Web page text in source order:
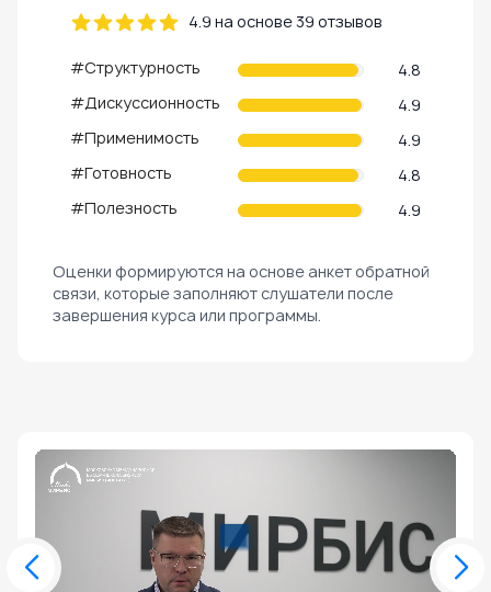
4.9 на основе 39 отзывов
#Структурность
4.8
#Дискуссионность
4.9
#Применимость
4.9
#Готовность
4.8
#Полезность
4.9
Оценки формируются на основе анкет обратной
связи, которые заполняют слушатели после
завершения курса или программы.